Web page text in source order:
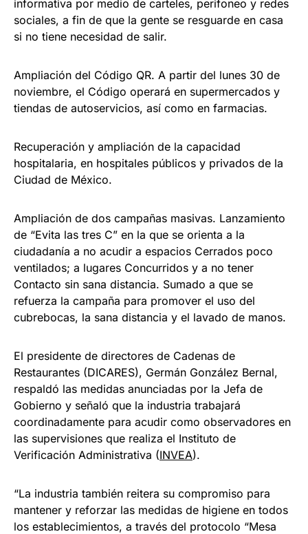
informativa por medio de carteles, perifoneo y redes
sociales, a fin de que la gente se resguarde en casa
si no tiene necesidad de salir.
Ampliación del Código QR. A partir del lunes 30 de
noviembre, el Código operará en supermercados y
tiendas de autoservicios, así como en farmacias.
Recuperación y ampliación de la capacidad
hospitalaria, en hospitales públicos y privados de la
Ciudad de México.
Ampliación de dos campañas masivas. Lanzamiento
de “Evita las tres C” en la que se orienta a la
ciudadanía a no acudir a espacios Cerrados poco
ventilados; a lugares Concurridos y a no tener
Contacto sin sana distancia. Sumado a que se
refuerza la campaña para promover el uso del
cubrebocas, la sana distancia y el lavado de manos.
El presidente de directores de Cadenas de
Restaurantes (DICARES), Germán González Bernal,
respaldó las medidas anunciadas por la Jefa de
Gobierno y señaló que la industria trabajará
coordinadamente para acudir como observadores en
las supervisiones que realiza el Instituto de
Verificación Administrativa (INVEA).
“La industria también reitera su compromiso para
mantener y reforzar las medidas de higiene en todos
los establecimientos, a través del protocolo “Mesa